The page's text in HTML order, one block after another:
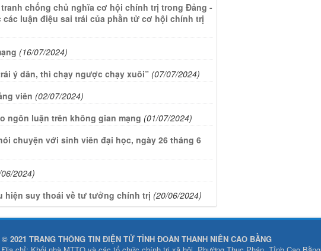
chống chủ nghĩa cơ hội chính trị trong Đảng -
luận điệu sai trái của phần tử cơ hội chính trị
(16/07/2024)
ý dân, thì chạy ngược chạy xuôi” (07/07/2024)
viên (02/07/2024)
ngôn luận trên không gian mạng (01/07/2024)
chuyện với sinh viên đại học, ngày 26 tháng 6
2024)
hiện suy thoái về tư tưởng chính trị (20/06/2024)
© 2021 TRANG THÔNG TIN ĐIỆN TỬ TỈNH ĐOÀN THANH NIÊN CAO BẰNG